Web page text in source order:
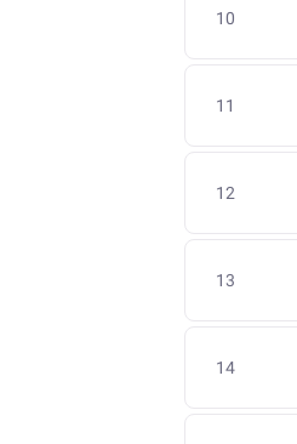
10
11
12
13
14